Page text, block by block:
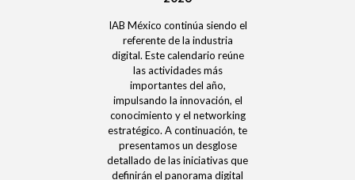
IAB México continúa siendo el
referente de la industria
digital. Este calendario reúne
las actividades más
importantes del año,
impulsando la innovación, el
conocimiento y el networking
estratégico. A continuación, te
presentamos un desglose
detallado de las iniciativas que
definirán el panorama digital